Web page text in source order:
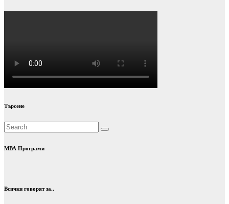
Търсене
МВА Програми
Всички говорят за..